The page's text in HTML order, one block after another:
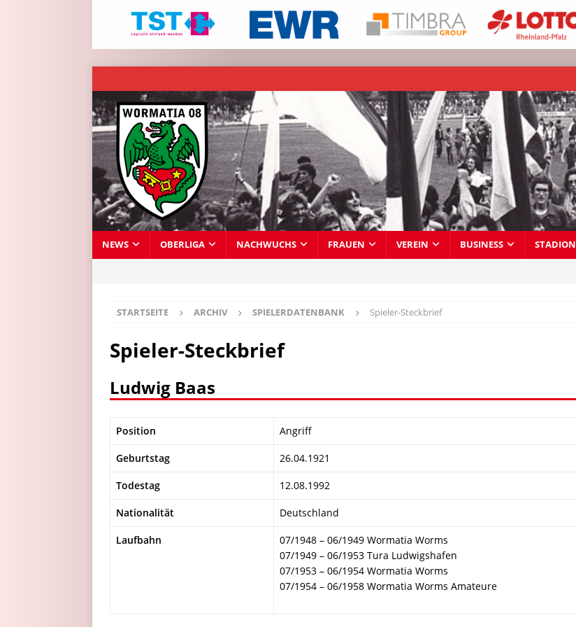
NEWS OBERLIGA NACHWUCHS FRAUEN VEREIN BUSINESS STADION
STARTSEITE ARCHIV SPIELERDATENBANK Spieler-Steckbrief
Spieler-Steckbrief
Ludwig Baas
Position Angriff
Geburtstag 26.04.1921
Todestag 12.08.1992
Nationalität Deutschland
Laufbahn
07/1948 – 06/1949 Wormatia Worms
07/1949 – 06/1953 Tura Ludwigshafen
07/1953 – 06/1954 Wormatia Worms
07/1954 – 06/1958 Wormatia Worms Amateure